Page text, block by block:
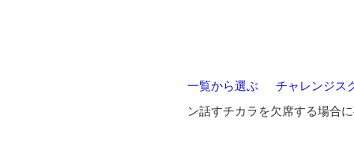
一覧から選ぶ
チャレンジス
ン話すチカラを欠席する場合